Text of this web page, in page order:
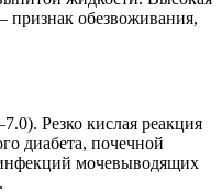
признак обезвоживания,
Резко кислая реакция
диабета, почечной
мочевыводящих